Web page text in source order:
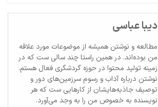
دیبا عباسی
مطالعه و نوشتن همیشه از موضوعات مورد علاقه
من بوده‌اند. در همین راستا چند سالی ست که در
زمینه تولید محتوا در حوزه گردشگری فعال هستم.
نوشتن درباره آداب و رسوم سرزمین‌های دور و
توصیف جاذبه‌هایشان از کارهایی ست که هر
نویسنده به خصوص من را به وجد می‌آورد.